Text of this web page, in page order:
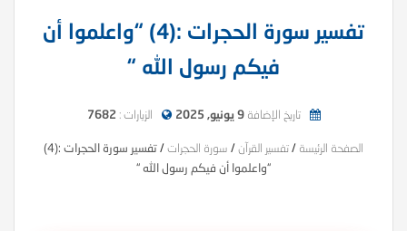
تفسير سورة الحجرات :(4) “واعلموا أن
فيكم رسول الله “
تاريخ الإضافة9 يونيو, 2025 الزيارات :7682
الصفحة الرئيسة /تفسير القرآن/ سورة الحجرات/
تفسير سورة الحجرات :(4)
“واعلموا أن فيكم رسول الله “